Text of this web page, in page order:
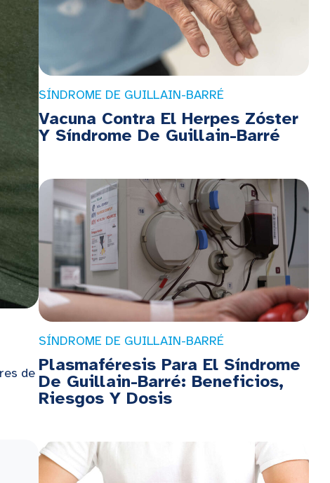
de
SÍNDROME DE GUILLAIN-BARRÉ
Vacuna Contra El Herpes Zóster
Y Síndrome De Guillain-Barré
SÍNDROME DE GUILLAIN-BARRÉ
Plasmaféresis Para El Síndrome
De Guillain-Barré: Beneficios,
Riesgos Y Dosis